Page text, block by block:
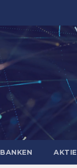
BANKEN